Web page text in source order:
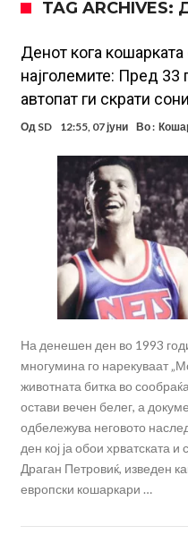
првенство сака да замине
Фотографија од авион ги
Стигнува во Мадрид за
Потресни сцени на
аплауз кој ги расплака
(ВИДЕО) Голема
Барселона подготвува
држава бара правда!
Шпанија „трепери“
Винисиус Жуниор одлучи!
Имал сè, но страдал во
мрачна тајна на фудбалот
TAG
Денот кога
најголемите: Пред
автопат ги скрати
Од SD 12:55, 07 јуни Во :
На денешен ден во 1993
многумина го нарекуваат
животната битка во
остави вечен белег, а
одбележува неговото
ден кој ја обои хрватската
Драган Петровиќ, изведен
европски кошаркари …